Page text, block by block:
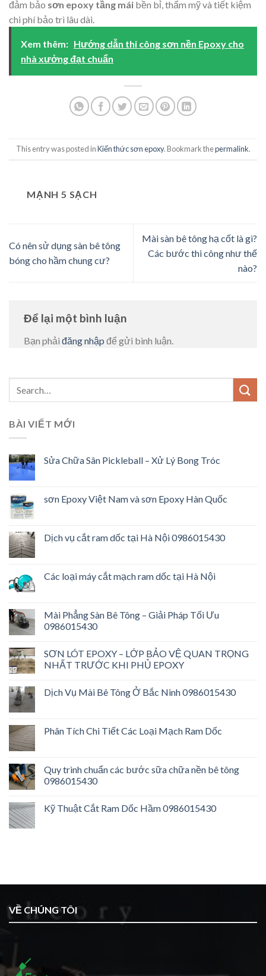
đảm bảo sơn epoxy tầng mái bền bỉ, thẩm mỹ và tiết kiệm
chi phí bảo trì lâu dài.
Xem thêm: Hướng dẫn thi công sơn nền Epoxy cho
nhà xưởng đạt chuẩn
This entry was posted inKiến thức sơn epoxy. Bookmark thepermalink.
MẠNH 5 SẠCH
Có nên sử dụng sàn bê tông
bóng cho hầm chung cư?
Mài sàn bê tông hạ cốt là gì?
Các bước thi công như thế
nào?
Để lại một bình luận
Bạn phải đăng nhập để gửi bình luận.
BÀI VIẾT MỚI
Sửa Chữa Sân Pickleball – Xử Lý Bong Tróc
sơn Epoxy Việt Nam và sơn Epoxy Hàn Quốc
Dịch vụ cắt ram dốc tại Hà Nội 0986015430
Các loại máy cắt mạch ram dốc tại Hà Nội
Mài Phẳng Sàn Bê Tông – Giải Pháp Tối Ưu
0986015430
SƠN LÓT EPOXY – LỚP BẢO VỆ QUAN TRỌNG
NHẤT TRƯỚC KHI PHỦ EPOXY
Dịch Vụ Mài Bê Tông Ở Bắc Ninh 0986015430
Phân Tích Chi Tiết Các Loại Mạch Ram Dốc
Quy trình chuẩn các bước sữa chữa nền bê tông
0986015430
Kỹ Thuật Cắt Ram Dốc Hầm 0986015430
VỀ CHÚNG TÔI